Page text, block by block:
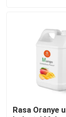
Produk
Tentang
Rasa Oranye